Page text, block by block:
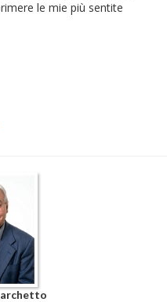
le mie più sentite